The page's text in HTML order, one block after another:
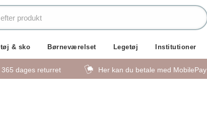
& sko Børneværelset Legetøj Institutioner
365 dages returret Her kan du betale med MobilePay